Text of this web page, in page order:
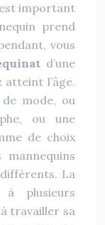
est important
prend
vous
d’une
l’âge.
mode, ou
ou une
de choix
La
plusieurs
travailler sa